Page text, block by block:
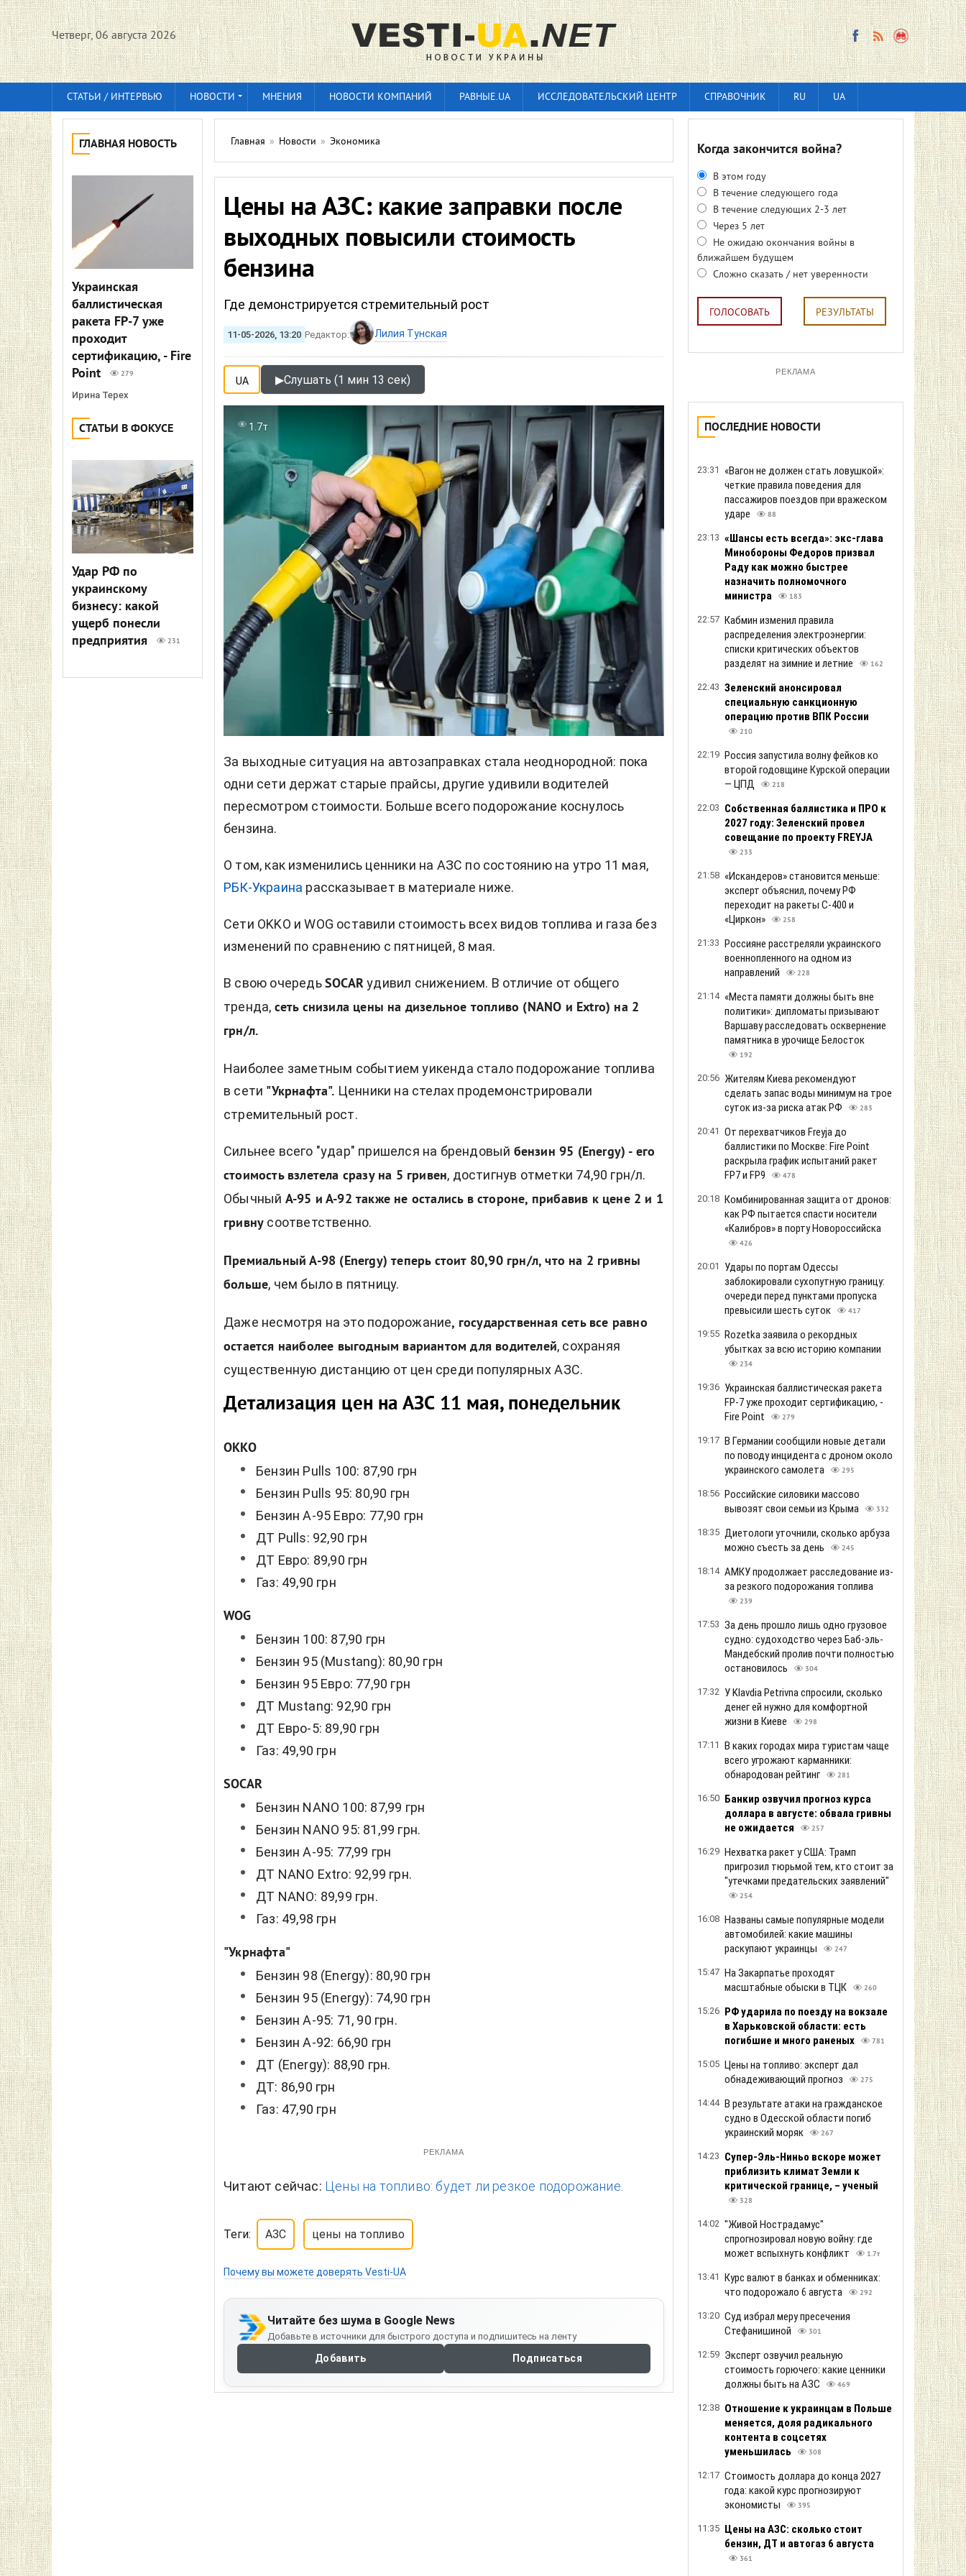
Четверг, 06 августа 2026
СТАТЬИ / ИНТЕРВЬЮ НОВОСТИ МНЕНИЯ НОВОСТИ КОМПАНИЙ РАВНЫЕ.UA ИССЛЕДОВАТЕЛЬСКИЙ ЦЕНТР СПРАВОЧНИК RU UA
ГЛАВНАЯ НОВОСТЬ
Украинская
баллистическая
ракета FP-7 уже
проходит
сертификацию, - Fire
Point
279
Ирина Терех
СТАТЬИ В ФОКУСЕ
Удар РФ по
украинскому
бизнесу: какой
ущерб понесли
предприятия
231
Главная » Новости » Экономика
Цены на АЗС: какие заправки после
выходных повысили стоимость
бензина
Где демонстрируется стремительный рост
11-05-2026, 13:20 Редактор: Лилия Тунская
UA ▶Слушать (1 мин 13 сек)
1.7т
За выходные ситуация на автозаправках стала неоднородной: пока
одни сети держат старые прайсы, другие удивили водителей
пересмотром стоимости. Больше всего подорожание коснулось
бензина.
О том, как изменились ценники на АЗС по состоянию на утро 11 мая,
РБК-Украина рассказывает в материале ниже.
Сети OKKO и WOG оставили стоимость всех видов топлива и газа без
изменений по сравнению с пятницей, 8 мая.
В свою очередь SOCAR удивил снижением. В отличие от общего
тренда, сеть снизила цены на дизельное топливо (NANO и Extro) на 2
грн/л.
Наиболее заметным событием уикенда стало подорожание топлива
в сети "Укрнафта". Ценники на стелах продемонстрировали
стремительный рост.
Сильнее всего "удар" пришелся на брендовый бензин 95 (Energy) - его
стоимость взлетела сразу на 5 гривен, достигнув отметки 74,90 грн/л.
Обычный А-95 и А-92 также не остались в стороне, прибавив к цене 2 и 1
гривну соответственно.
Премиальный А-98 (Energy) теперь стоит 80,90 грн/л, что на 2 гривны
больше, чем было в пятницу.
Даже несмотря на это подорожание, государственная сеть все равно
остается наиболее выгодным вариантом для водителей, сохраняя
существенную дистанцию от цен среди популярных АЗС.
Детализация цен на АЗС 11 мая, понедельник
OKKO
Бензин Pulls 100: 87,90 грн
Бензин Pulls 95: 80,90 грн
Бензин А-95 Евро: 77,90 грн
ДТ Pulls: 92,90 грн
ДТ Евро: 89,90 грн
Газ: 49,90 грн
WOG
Бензин 100: 87,90 грн
Бензин 95 (Mustang): 80,90 грн
Бензин 95 Евро: 77,90 грн
ДТ Mustang: 92,90 грн
ДТ Евро-5: 89,90 грн
Газ: 49,90 грн
SOCAR
Бензин NANO 100: 87,99 грн
Бензин NANO 95: 81,99 грн.
Бензин А-95: 77,99 грн
ДТ NANO Extro: 92,99 грн.
ДТ NANO: 89,99 грн.
Газ: 49,98 грн
"Укрнафта"
Бензин 98 (Energy): 80,90 грн
Бензин 95 (Energy): 74,90 грн
Бензин А-95: 71, 90 грн.
Бензин А-92: 66,90 грн
ДТ (Energy): 88,90 грн.
ДТ: 86,90 грн
Газ: 47,90 грн
РЕКЛАМА
Читают сейчас: Цены на топливо: будет ли резкое подорожание.
Теги: АЗС цены на топливо
Почему вы можете доверять Vesti-UA
Читайте без шума в Google News
Добавьте в источники для быстрого доступа и подпишитесь на ленту
Добавить Подписаться
Когда закончится война?
В этом году
В течение следующего года
В течение следующих 2-3 лет
Через 5 лет
Не ожидаю окончания войны в
ближайшем будущем
Сложно сказать / нет уверенности
ГОЛОСОВАТЬ РЕЗУЛЬТАТЫ
РЕКЛАМА
ПОСЛЕДНИЕ НОВОСТИ
23:31
«Вагон не должен стать ловушкой»:
четкие правила поведения для
пассажиров поездов при вражеском
ударе
88
23:13 «Шансы есть всегда»: экс-глава
Минобороны Федоров призвал
Раду как можно быстрее
назначить полномочного
министра
183
22:57 Кабмин изменил правила
распределения электроэнергии:
списки критических объектов
разделят на зимние и летние
162
22:43 Зеленский анонсировал
специальную санкционную
операцию против ВПК России
210
22:19 Россия запустила волну фейков ко
второй годовщине Курской операции
— ЦПД
218
22:03 Собственная баллистика и ПРО к
2027 году: Зеленский провел
совещание по проекту FREYJA
233
21:58 «Искандеров» становится меньше:
эксперт объяснил, почему РФ
переходит на ракеты С-400 и
«Циркон»
258
21:33 Россияне расстреляли украинского
военнопленного на одном из
направлений
228
21:14 «Места памяти должны быть вне
политики»: дипломаты призывают
Варшаву расследовать осквернение
памятника в урочище Белосток
192
20:56 Жителям Киева рекомендуют
сделать запас воды минимум на трое
суток из-за риска атак РФ
283
20:41 От перехватчиков Freyja до
баллистики по Москве: Fire Point
раскрыла график испытаний ракет
FP7 и FP9
478
20:18 Комбинированная защита от дронов:
как РФ пытается спасти носители
«Калибров» в порту Новороссийска
426
20:01
Удары по портам Одессы
заблокировали сухопутную границу:
очереди перед пунктами пропуска
превысили шесть суток
417
19:55 Rozetka заявила о рекордных
убытках за всю историю компании
234
19:36 Украинская баллистическая ракета
FP-7 уже проходит сертификацию, -
Fire Point
279
19:17 В Германии сообщили новые детали
по поводу инцидента с дроном около
украинского самолета
295
18:56 Российские силовики массово
вывозят свои семьи из Крыма
332
18:35 Диетологи уточнили, сколько арбуза
можно съесть за день
245
18:14 АМКУ продолжает расследование из-
за резкого подорожания топлива
239
17:53 За день прошло лишь одно грузовое
судно: судоходство через Баб-эль-
Мандебский пролив почти полностью
остановилось
304
17:32 У Klavdia Petrivna спросили, сколько
денег ей нужно для комфортной
жизни в Киеве
298
17:11 В каких городах мира туристам чаще
всего угрожают карманники:
обнародован рейтинг
281
16:50 Банкир озвучил прогноз курса
доллара в августе: обвала гривны
не ожидается
257
16:29 Нехватка ракет у США: Трамп
пригрозил тюрьмой тем, кто стоит за
"утечками предательских заявлений"
254
16:08 Названы самые популярные модели
автомобилей: какие машины
раскупают украинцы
247
15:47 На Закарпатье проходят
масштабные обыски в ТЦК
260
15:26 РФ ударила по поезду на вокзале
в Харьковской области: есть
погибшие и много раненых
781
15:05 Цены на топливо: эксперт дал
обнадеживающий прогноз
275
14:44 В результате атаки на гражданское
судно в Одесской области погиб
украинский моряк
267
14:23 Супер-Эль-Ниньо вскоре может
приблизить климат Земли к
критической границе, – ученый
328
14:02 "Живой Нострадамус"
спрогнозировал новую войну: где
может вспыхнуть конфликт
1.7т
13:41 Курс валют в банках и обменниках:
что подорожало 6 августа
292
13:20 Суд избрал меру пресечения
Стефанишиной
301
12:59 Эксперт озвучил реальную
стоимость горючего: какие ценники
должны быть на АЗС
469
12:38 Отношение к украинцам в Польше
меняется, доля радикального
контента в соцсетях
уменьшилась
308
12:17 Стоимость доллара до конца 2027
года: какой курс прогнозируют
экономисты
395
11:35 Цены на АЗС: сколько стоит
бензин, ДТ и автогаз 6 августа
361